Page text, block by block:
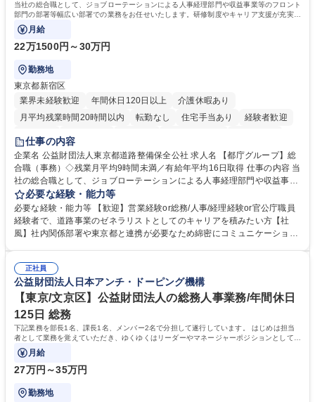
当社の総合職として、ジョブローテーションによる人事経理部門や収益事業等のフロント
部門の部署等幅広い部署での業務をお任せいたします。研修制度やキャリア支援が充実し
ております！ ※下記業務詳細
月給
22万1500円～30万円
勤務地
東京都新宿区
業界未経験歓迎
年間休日120日以上
介護休暇あり
月平均残業時間20時間以内
転勤なし 住宅手当あり
経験者歓迎
研修あり
退職金あり
駅近5分以内
資格取得手当あり 食事補助あり
仕事の内容
企業名 公益財団法人東京都道路整備保全公社 求人名 【都庁グループ】総
合職（事務）◇残業月平均9時間未満／有給年平均16日取得 仕事の内容 当
社の総合職として、ジョブローテーションによる人事経理部門や収益事業
等のフロント部門の部署等幅広い部署での業務をお任せいたします。研修
制度やキャリア支援が充実しております！ ※下記業務詳細 【業務詳細】■
管理部門：広報、人事、経理など当公社の運営に係る管理業務 ■収益部
門：駐車場の新規開拓、管理運営、新宿駅西口広場の「イベントコーナ
道路施設や道路工事現場の見学ツアー事業 ※入社後は上記いずれかの部門
へ配属。※業務内容変更の範囲：会社の定める業務 募集職種 【都庁グル
ープ】総合職（事務）◇残業月平均9時間未満／有給年平均16日取得
必要な経験・能力等
必要な経験・能力等 【歓迎】営業経験or総務/人事/経理経験or官公庁職員
経験者で、道路事業のゼネラリストとしてのキャリアを積みたい方【社
風】社内関係部署や東京都と連携が必要なため綿密にコミュニケーション
部門など多岐に渡る業務を経験できます。 ■様々なプロジェクト：駐車場
事業の他、新宿駅西口広場内に設置された照明を兼ねた広告「ブライトサ
イン」の管理運営を行うなど、事業収益を生み出す活動を積極的に行って
います。 学歴・資格 学歴：大学院 大学 高専 短大 専修学校 高校 語学力：
資格：
正社員
公益財団法人日本アンチ・ドーピング機構
【東京/文京区】公益財団法人の総務人事業務/年間休日
125日 総務
下記業務を部長1名、課長1名、メンバー2名で分担して遂行しています。 はじめは担当
者として業務を覚えていただき、ゆくゆくはリーダーやマネージャーポジションとして活
躍いただくことを期待しています。
月給
27万円～35万円
勤務地